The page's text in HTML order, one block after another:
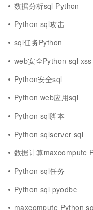
数据分析sql Python
Python sql攻击
sql任务Python
web安全Python sql
Python安全sql
Python web应用sql
Python sql脚本
Python sqlserver sql
数据计算maxcompute
Python sql任务
Python sql pyodbc
maxcompute Python